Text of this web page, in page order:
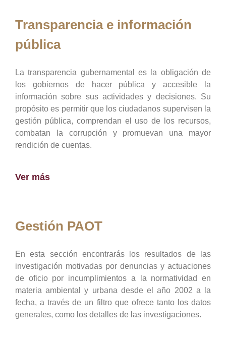
Transparencia e información
pública
La transparencia gubernamental es la obligación de
los gobiernos de hacer pública y accesible la
información sobre sus actividades y decisiones. Su
propósito es permitir que los ciudadanos supervisen la
gestión pública, comprendan el uso de los recursos,
combatan la corrupción y promuevan una mayor
rendición de cuentas.
Ver más
Gestión PAOT
En esta sección encontrarás los resultados de las
investigación motivadas por denuncias y actuaciones
de oficio por incumplimientos a la normatividad en
materia ambiental y urbana desde el año 2002 a la
fecha, a través de un filtro que ofrece tanto los datos
generales, como los detalles de las investigaciones.